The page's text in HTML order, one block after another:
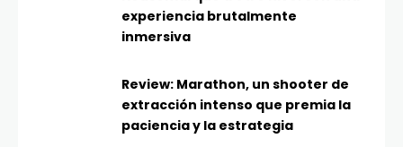
experiencia brutalmente
inmersiva
Review: Marathon, un shooter de
extracción intenso que premia la
paciencia y la estrategia